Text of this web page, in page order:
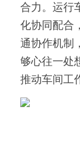
合力。运行
化协同配合
通协作机制
够心往一处
推动车间工